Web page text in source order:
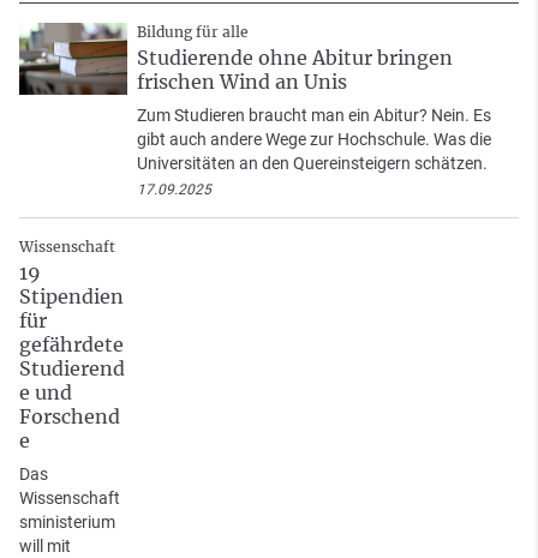
Bildung für alle
Studierende ohne Abitur bringen
frischen Wind an Unis
Zum Studieren braucht man ein Abitur? Nein. Es
gibt auch andere Wege zur Hochschule. Was die
Universitäten an den Quereinsteigern schätzen.
17.09.2025
Wissenschaft
19
Stipendien
für
gefährdete
Studierend
e und
Forschend
e
Das
Wissenschaft
sministerium
will mit